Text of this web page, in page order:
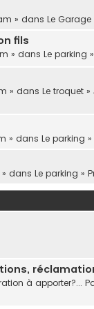
» dans Le Garage
fils
» dans Le parking »
» dans Le troquet »
» dans Le parking »
» dans Le parking »
à apporter?...